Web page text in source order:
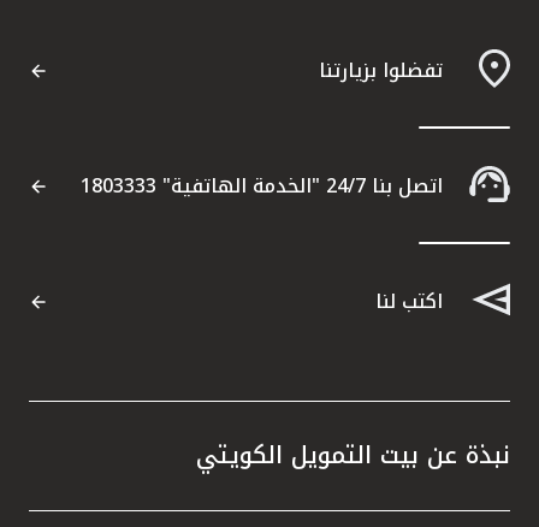
مواقع الفروع وأجهزة الصرف الآلي
ألمانيا
تركيا
المملكة المتحدة
مملكة البحرين
تفضلوا بزيارتنا
اتصل بنا 24/7 "الخدمة الهاتفية" 1803333
اكتب لنا
نبذة عن بيت التمويل الكويتي